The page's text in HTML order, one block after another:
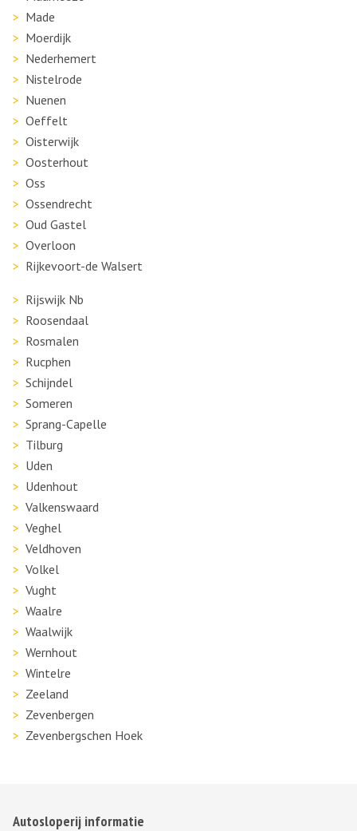
Made
Moerdijk
Nederhemert
Nistelrode
Nuenen
Oeffelt
Oisterwijk
Oosterhout
Oss
Ossendrecht
Oud Gastel
Overloon
Rijkevoort-de Walsert
Rijswijk Nb
Roosendaal
Rosmalen
Rucphen
Schijndel
Someren
Sprang-Capelle
Tilburg
Uden
Udenhout
Valkenswaard
Veghel
Veldhoven
Volkel
Vught
Waalre
Waalwijk
Wernhout
Wintelre
Zeeland
Zevenbergen
Zevenbergschen Hoek
Autosloperij informatie